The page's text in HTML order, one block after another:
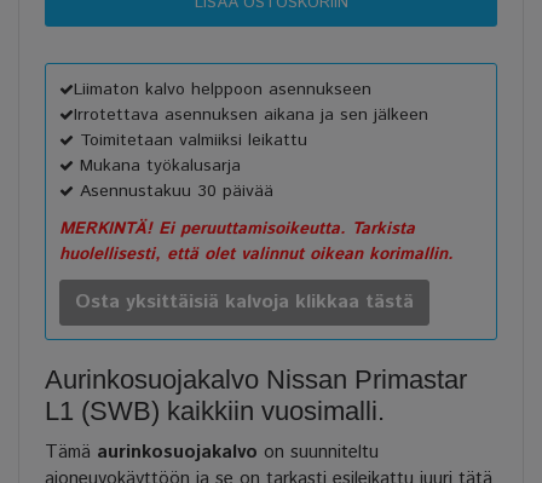
Liimaton kalvo helppoon asennukseen
Irrotettava asennuksen aikana ja sen jälkeen
Toimitetaan valmiiksi leikattu
Mukana työkalusarja
Asennustakuu 30 päivää
MERKINTÄ! Ei peruuttamisoikeutta. Tarkista
huolellisesti, että olet valinnut oikean korimallin.
Osta yksittäisiä kalvoja klikkaa tästä
Aurinkosuojakalvo Nissan Primastar
L1 (SWB) kaikkiin vuosimalli.
Tämä aurinkosuojakalvo on suunniteltu